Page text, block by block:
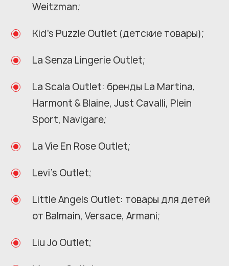
Weitzman;
Kid's Puzzle Outlet (детские товары);
La Senza Lingerie Outlet;
La Scala Outlet: бренды La Martina,
Harmont & Blaine, Just Cavalli, Plein
Sport, Navigare;
La Vie En Rose Outlet;
Levi's Outlet;
Little Angels Outlet: товары для детей
от Balmain, Versace, Armani;
Liu Jo Outlet;